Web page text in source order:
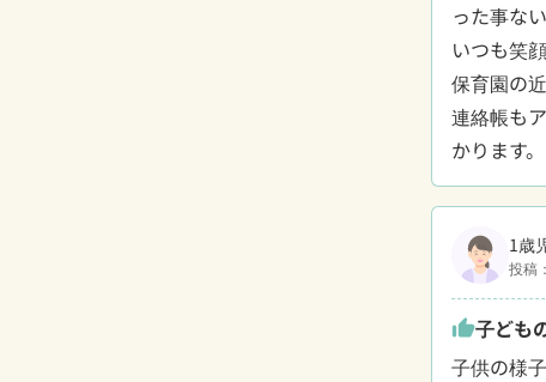
った事ない
いつも笑
保育園の
連絡帳も
かります。
1歳
投稿
thumb_up子ども
子供の様